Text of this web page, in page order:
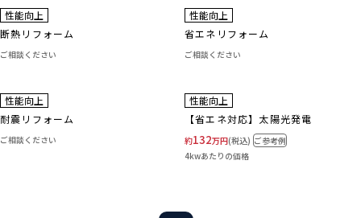
性能向上
断熱リフォーム
ご相談ください
性能向上
省エネリフォーム
ご相談ください
性能向上
耐震リフォーム
ご相談ください
工事費込み
性能向上
【省エネ対応】太陽光発電
約132万円(税込) ご参考例
4kwあたりの価格